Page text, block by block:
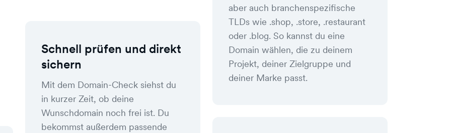
Schnell prüfen und direkt
sichern
Mit dem Domain-Check siehst du
in kurzer Zeit, ob deine
Wunschdomain noch frei ist. Du
bekommst außerdem passende
aber auch branchenspezifische
TLDs wie .shop, .store, .restaurant
oder .blog. So kannst du eine
Domain wählen, die zu deinem
Projekt, deiner Zielgruppe und
deiner Marke passt.